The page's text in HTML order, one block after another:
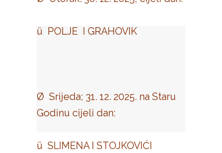
ü POLJE I GRAHOVIK
Ø Srijeda; 31. 12. 2025. na Staru
Godinu cijeli dan:
ü SLIMENA I STOJKOVIĆI